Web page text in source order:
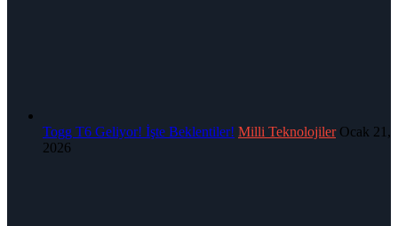
Togg T6 Geliyor! İşte Beklentiler! Milli Teknolojiler Ocak 21,
2026